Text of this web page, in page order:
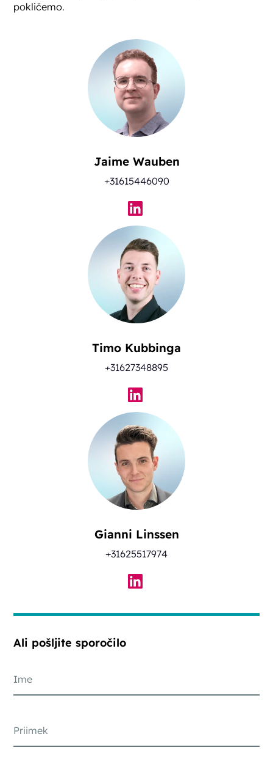
pokličemo.
Jaime Wauben
+31615446090
Timo Kubbinga
+31627348895
Gianni Linssen
+31625517974
Ali pošljite sporočilo